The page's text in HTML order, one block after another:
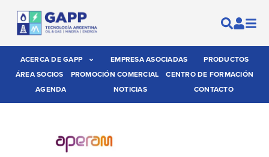
ACERCA DE GAPP EMPRESA ASOCIADAS
PRODUCTOS
ÁREA SOCIOS
PROMOCIÓN COMERCIAL
CENTRO DE FORMACIÓN
AGENDA
NOTICIAS CONTACTO